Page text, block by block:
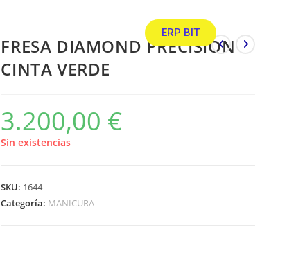
ERP BIT
FRESA DIAMOND PRECISION
CINTA VERDE
3.200,00 €
Sin existencias
SKU: 1644
Categoría: MANICURA